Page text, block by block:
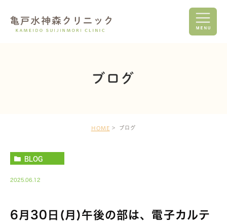
ブログ
HOME ブログ
BLOG
2025.06.12
6月30日(月)午後の部は、電子カルテ